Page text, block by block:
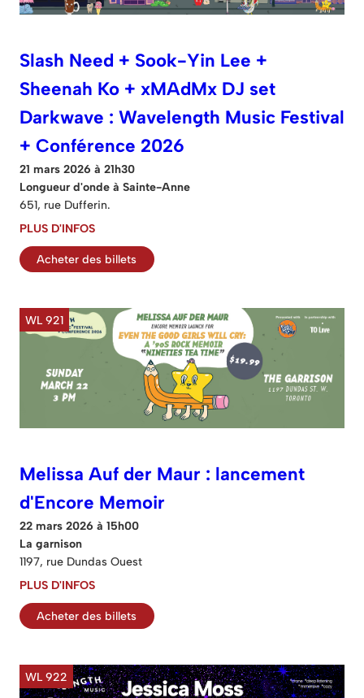
Slash Need + Sook-Yin Lee +
Sheenah Ko + xMAdMx DJ set
Darkwave : Wavelength Music Festival
+ Conférence 2026
21 mars 2026 à 21h30
Longueur d'onde à Sainte-Anne
651, rue Dufferin.
PLUS D'INFOS
Acheter des billets
WL 921
Melissa Auf der Maur : lancement
d'Encore Memoir
22 mars 2026 à 15h00
La garnison
1197, rue Dundas Ouest
PLUS D'INFOS
Acheter des billets
WL 922